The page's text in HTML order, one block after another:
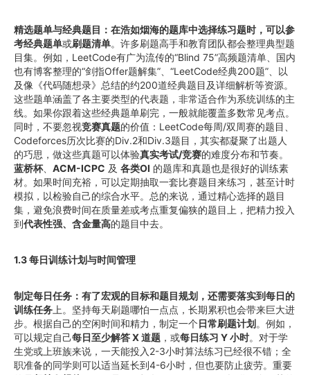
精选题单与经典题目：在浩如烟海的题库中选择练习题时，可以参
考经典题单或刷题清单。许多刷题高手和教育团队都会整理典型题
目集。例如，LeetCode有广为流传的“Blind 75”高频题清单、国内
也有博客整理的“剑指Offer题解集”、“LeetCode经典200题”、以
及像《代码随想录》总结的约200道经典题目及详细解析等资源。
这些题单涵盖了各主要类型的代表题，非常适合作为系统训练的主
线。如果你跟着这些经典题单刷完，一般就能覆盖多数常见考点。
同时，不要忽视竞赛真题的价值：LeetCode每周/双周赛的题目、
Codeforces历次比赛的Div.2和Div.3题目，其实都凝聚了出题人
的巧思，做这些真题可以体验真实考试/竞赛的难度分布和节奏。
蓝桥杯、 ACM-ICPC 及 各类OI 的题库和真题也是很好的训练素
材。如果时间充裕，可以定期抽取一套比赛题目来练习，甚至计时
模拟，以检验自己的综合水平。总的来说，通过精心选择的题目
集，避免浪费时间在质量差或考点重复偏狭的题目上，把精力投入
到代表性强、含金量高的题目中去。
1.3 每日训练计划与时间管理
制定每日任务：有了宏观的目标和题目规划，还需要落实到每日的
训练任务 上。坚持每天刷题哪怕一点点，长期累积也会带来巨大进
步。根据自己的空闲时间和精力，制定一个日常刷题计划。例如，
可以规定自己每日至少解答 X 道题 ，或每日练习 Y 小时。对于学
生党或上班族来说，一天能投入2-3小时算法练习已经很不错；全
职准备的同学则可以适当延长到4-6小时，但也要防止疲劳。重要